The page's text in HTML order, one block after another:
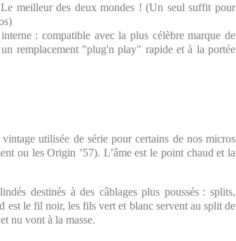
meilleur des deux mondes ! (Un seul suffit pour
: compatible avec la plus célèbre marque de
remplacement "plug'n play" rapide et à la portée
vintage utilisée de série pour certains de nos micros
ou les Origin ’57). L’âme est le point chaud et la
destinés à des câblages plus poussés : splits,
est le fil noir, les fils vert et blanc servent au split de
nu vont à la masse.